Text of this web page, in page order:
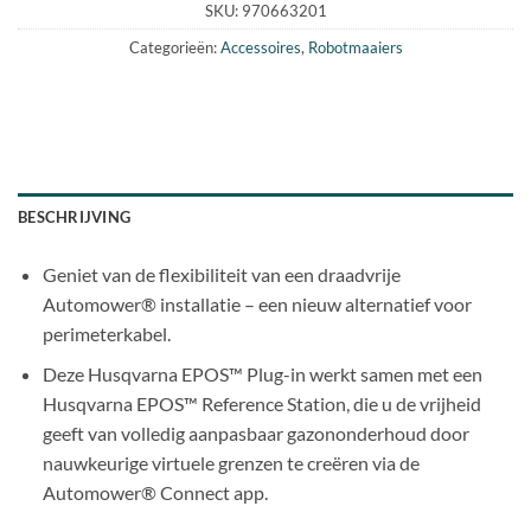
SKU: 970663201
Categorieën:Accessoires, Robotmaaiers
BESCHRIJVING
Geniet van de flexibiliteit van een draadvrije
Automower® installatie – een nieuw alternatief voor
perimeterkabel.
Deze Husqvarna EPOS™ Plug-in werkt samen met een
Husqvarna EPOS™ Reference Station, die u de vrijheid
geeft van volledig aanpasbaar gazononderhoud door
nauwkeurige virtuele grenzen te creëren via de
Automower® Connect app.